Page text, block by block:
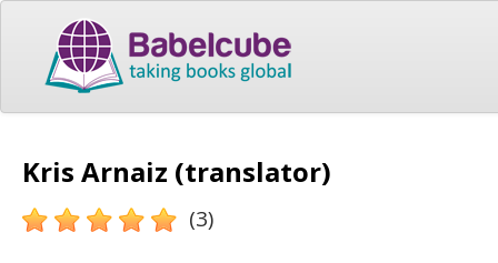
Kris Arnaiz (translator)
(3)